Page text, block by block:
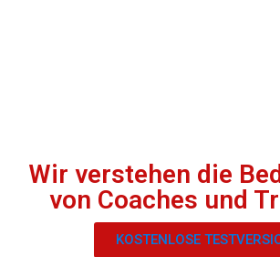
Wir verstehen die
von Coaches und
KOSTENLOSE